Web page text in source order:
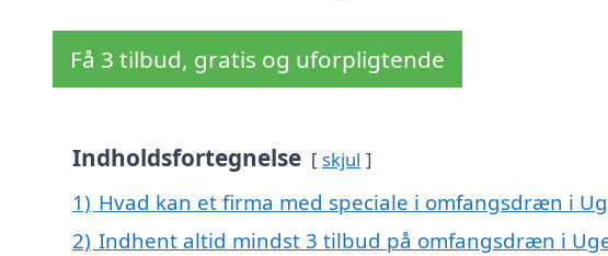
Få 3 tilbud, gratis og uforpligtende
Indholdsfortegnelse skjul
1) Hvad kan et firma med speciale i omfangsdræn i
2) Indhent altid mindst 3 tilbud på omfangsdræn i